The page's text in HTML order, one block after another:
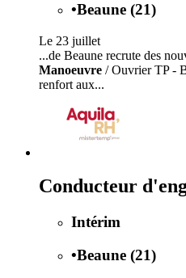
•Beaune (21)
Le 23 juillet
...de Beaune recrute des
Manoeuvre / Ouvrier TP -
renfort aux...
Conducteur
Intérim
•Beaune (21)